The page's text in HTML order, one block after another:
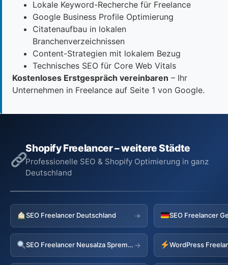
Lokale Keyword-Recherche für Freelance
Google Business Profile Optimierung
Citatenaufbau in lokalen
Branchenverzeichnissen
Content-Strategien mit lokalem Bezug
Technisches SEO für Core Web Vitals
Kostenloses Erstgespräch vereinbaren – Ihr
Unternehmen in Freelance auf Seite 1 von Google.
Shopify Freelancer – weitere Städte
Professionelle SEO & Shopify Optimierung in ganz
Deutschland
SEO Freelancer Deutschland → SEO Freelancer
SEO Freelancer Neusalza Spremberg →